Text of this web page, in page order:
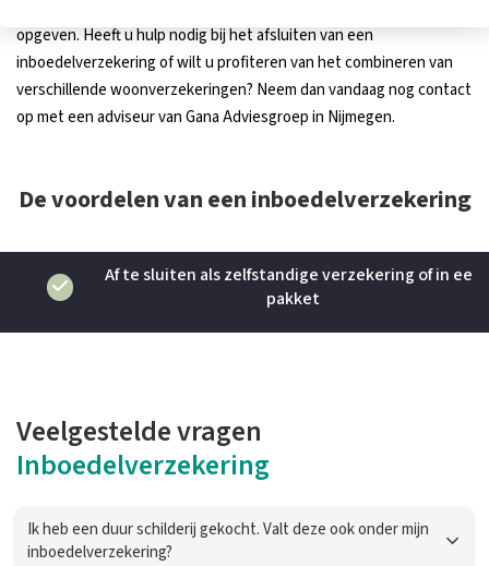
opgeven. Heeft u hulp nodig bij het afsluiten van een
inboedelverzekering of wilt u profiteren van het combineren van
verschillende woonverzekeringen? Neem dan vandaag nog contact
op met een adviseur van Gana Adviesgroep in Nijmegen.
De voordelen van een inboedelverzekering
Af te sluiten als zelfstandige verzekering of in een
pakket
Veelgestelde vragen
Inboedelverzekering
Ik heb een duur schilderij gekocht. Valt deze ook onder mijn
inboedelverzekering?